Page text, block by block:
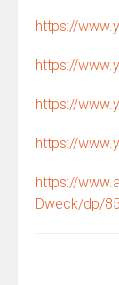
https://
https://
https://
https://
https://
Dweck/dp/